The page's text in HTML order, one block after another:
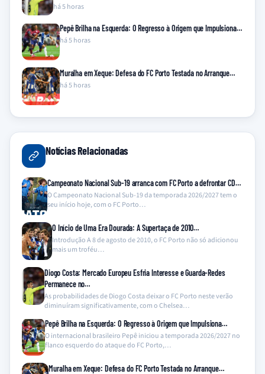
há 5 horas
Pepê Brilha na Esquerda: O Regresso à Origem que Impulsiona…
há 5 horas
Muralha em Xeque: Defesa do FC Porto Testada no Arranque…
há 5 horas
Notícias Relacionadas
Campeonato Nacional Sub-19 arranca com FC Porto a defrontar CD…
O Campeonato Nacional Sub-19 da temporada 2026/2027 tem o
seu início hoje, com o FC Porto…
O Início de Uma Era Dourada: A Supertaça de 2010…
Introdução A 8 de agosto de 2010, o FC Porto não só adicionou
mais um troféu…
Diogo Costa: Mercado Europeu Esfria Interesse e Guarda-Redes
Permanece no…
As probabilidades de Diogo Costa deixar o FC Porto neste verão
diminuíram significativamente, com o Chelsea…
Pepê Brilha na Esquerda: O Regresso à Origem que Impulsiona…
O internacional brasileiro Pepê iniciou a temporada 2026/2027 no
flanco esquerdo do ataque do FC Porto,…
Muralha em Xeque: Defesa do FC Porto Testada no Arranque…